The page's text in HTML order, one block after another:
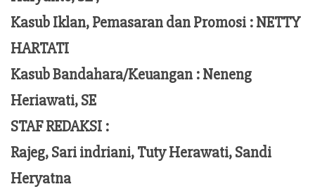
Kasub Iklan, Pemasaran dan Promosi :NETTY
HARTATI
Kasub Bandahara/Keuangan :Neneng
Heriawati, SE
STAF REDAKSI :
Rajeg, Sari indriani, Tuty Herawati, Sandi
Heryatna